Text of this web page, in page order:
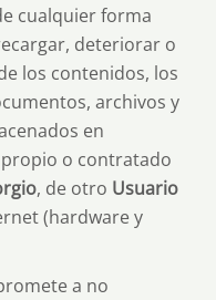
cualquier forma
deteriorar o
los contenidos, los
archivos y
en
o contratado
, de otro Usuario
(hardware y
a no